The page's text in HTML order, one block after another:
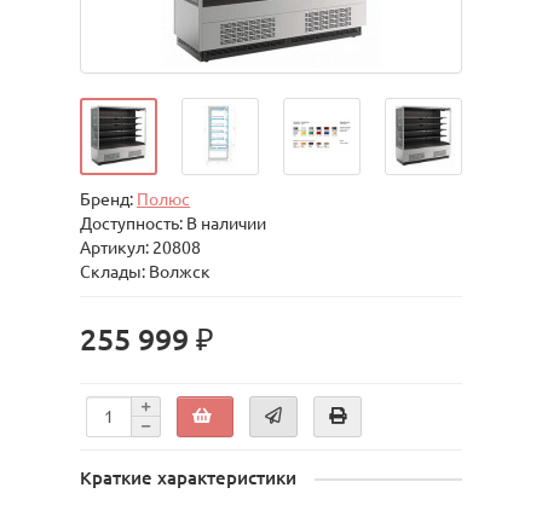
Бренд: Полюс
Доступность: В наличии
Артикул: 20808
Склады: Волжск
255 999 ₽
Краткие характеристики